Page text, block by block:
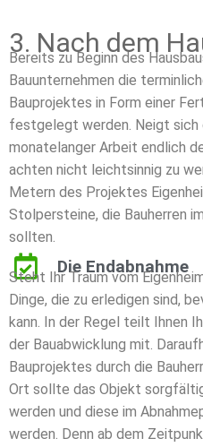
3. Nach dem
Bereits zu Beginn des
Bauunternehmen die
Bauprojektes in Form einer
festgelegt werden. Neigt sich
monatelanger Arbeit endlich
achten nicht leichtsinnig zu
Metern des Projektes
Stolpersteine, die Bauherren
sollten.
Die Endabnahme
Steht Ihr Traum vom
Dinge, die zu erledigen sind,
kann. In der Regel teilt Ihnen
der Bauabwicklung mit.
Bauprojektes durch die
Ort sollte das Objekt
werden und diese im
werden. Denn ab dem